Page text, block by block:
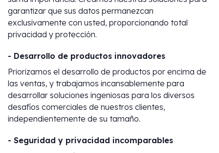
garantizar que sus datos permanezcan
exclusivamente con usted, proporcionando total
privacidad y protección.
- Desarrollo de productos innovadores
Priorizamos el desarrollo de productos por encima de
las ventas, y trabajamos incansablemente para
desarrollar soluciones ingeniosas para los diversos
desafíos comerciales de nuestros clientes,
independientemente de su tamaño.
- Seguridad y privacidad incomparables